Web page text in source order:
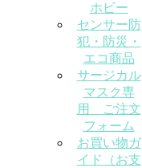
ホビー
センサー防
犯・防災・
エコ商品
サージカル
マスク専
用 ご注文
フォーム
お買い物ガ
イド（お支